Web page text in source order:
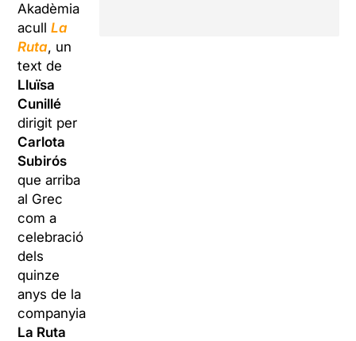
Akadèmia
acullLa
Ruta, un
text de
Lluïsa
Cunillé
dirigit per
Carlota
Subirós
que arriba
al Grec
com a
celebració
dels
quinze
anys de la
companyia
La Ruta